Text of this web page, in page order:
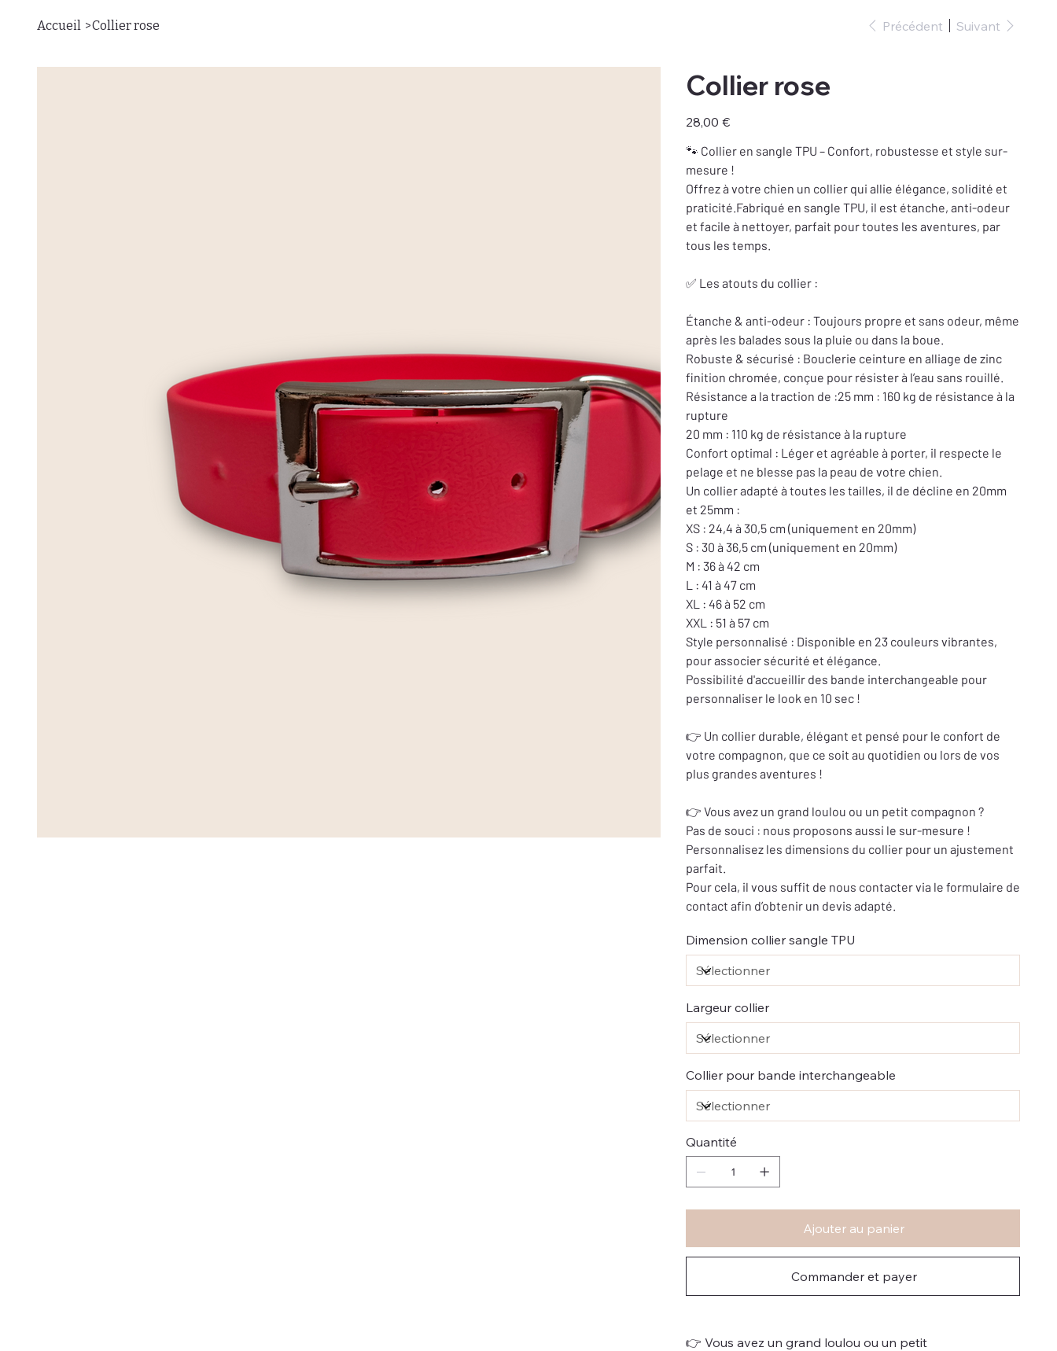
Accueil >Collier rose Précédent Suivant
Collier rose
Prix
28,00 €
🐾 Collier en sangle TPU – Confort, robustesse et style sur-
mesure !
Offrez à votre chien un collier qui allie élégance, solidité et
praticité.Fabriqué en sangle TPU, il est étanche, anti-odeur
et facile à nettoyer, parfait pour toutes les aventures, par
tous les temps.
✅ Les atouts du collier :
Étanche & anti-odeur : Toujours propre et sans odeur, même
après les balades sous la pluie ou dans la boue.
Robuste & sécurisé : Bouclerie ceinture en alliage de zinc
finition chromée, conçue pour résister à l’eau sans rouillé.
Résistance a la traction de :25 mm : 160 kg de résistance à la
rupture
20 mm : 110 kg de résistance à la rupture
Confort optimal : Léger et agréable à porter, il respecte le
pelage et ne blesse pas la peau de votre chien.
Un collier adapté à toutes les tailles, il de décline en 20mm
et 25mm :
XS : 24,4 à 30,5 cm (uniquement en 20mm)
S : 30 à 36,5 cm (uniquement en 20mm)
M : 36 à 42 cm
L : 41 à 47 cm
XL : 46 à 52 cm
XXL : 51 à 57 cm
Style personnalisé : Disponible en 23 couleurs vibrantes,
pour associer sécurité et élégance.
Possibilité d'accueillir des bande interchangeable pour
personnaliser le look en 10 sec !
👉 Un collier durable, élégant et pensé pour le confort de
votre compagnon, que ce soit au quotidien ou lors de vos
plus grandes aventures !
👉 Vous avez un grand loulou ou un petit compagnon ?
Pas de souci : nous proposons aussi le sur-mesure !
Personnalisez les dimensions du collier pour un ajustement
parfait.
Pour cela, il vous suffit de nous contacter via le formulaire de
contact afin d’obtenir un devis adapté.
Dimension collier sangle TPU
Largeur collier
Collier pour bande interchangeable
Quantité
Ajouter au panier
Commander et payer
👉 Vous avez un grand loulou ou un petit